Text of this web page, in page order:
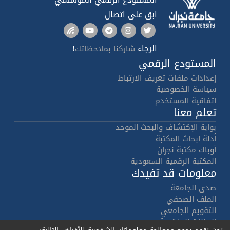
ابق على اتصال
الرجاء شاركنا بملاحظاتك!
المستودع الرقمي
إعدادات ملفات تعريف الارتباط
سياسة الخصوصية
اتفاقية المستخدم
تعلم معنا
بوابة الإكتشاف والبحث الموحد
أدلة ابحاث المكتبة
أوباك مكتبة نجران
المكتبة الرقمية السعودية
معلومات قد تفيدك
صدى الجامعة
الملف الصحفي
التقويم الجامعي
البيانات المفتوحة